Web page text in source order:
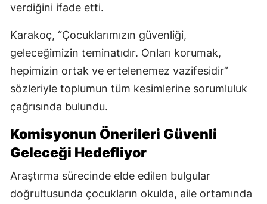
verdiğini ifade etti.
Karakoç, “Çocuklarımızın güvenliği,
geleceğimizin teminatıdır. Onları korumak,
hepimizin ortak ve ertelenemez vazifesidir”
sözleriyle toplumun tüm kesimlerine sorumluluk
çağrısında bulundu.
Komisyonun Önerileri Güvenli
Geleceği Hedefliyor
Araştırma sürecinde elde edilen bulgular
doğrultusunda çocukların okulda, aile ortamında